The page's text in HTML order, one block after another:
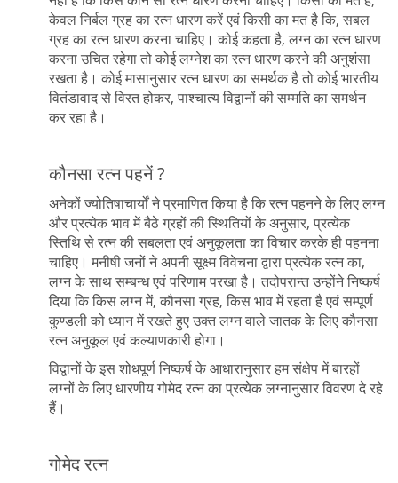
केवल निर्बल ग्रह का रत्न धारण करें एवं किसी का मत है कि, सबल
ग्रह का रत्न धारण करना चाहिए। कोई कहता है, लग्न का रत्न धारण
करना उचित रहेगा तो कोई लग्नेश का रत्न धारण करने की अनुशंसा
रखता है। कोई मासानुसार रत्न धारण का समर्थक है तो कोई भारतीय
वितंडावाद से विरत होकर, पाश्चात्य विद्वानों की सम्मति का समर्थन
कर रहा है।
कौनसा रत्न पहनें ?
अनेकों ज्योतिषाचार्यों ने प्रमाणित किया है कि रत्न पहनने के लिए लग्न
और प्रत्येक भाव में बैठे ग्रहों की स्थितियों के अनुसार, प्रत्येक
स्तिथि से रत्न की सबलता एवं अनुकूलता का विचार करके ही पहनना
चाहिए। मनीषी जनों ने अपनी सूक्ष्म विवेचना द्वारा प्रत्येक रत्न का,
लग्न के साथ सम्बन्ध एवं परिणाम परखा है। तदोपरान्त उन्होंने निष्कर्ष
दिया कि किस लग्न में, कौनसा ग्रह, किस भाव में रहता है एवं सम्पूर्ण
कुण्डली को ध्यान में रखते हुए उक्त लग्न वाले जातक के लिए कौनसा
रत्न अनुकूल एवं कल्याणकारी होगा।
विद्वानों के इस शोधपूर्ण निष्कर्ष के आधारानुसार हम संक्षेप में बारहों
लग्नों के लिए धारणीय गोमेद रत्न का प्रत्येक लग्नानुसार विवरण दे रहे
हैं।
गोमेद रत्न